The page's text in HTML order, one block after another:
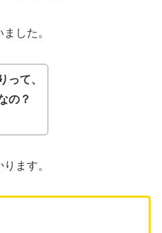
した。
って、
の？
ます。